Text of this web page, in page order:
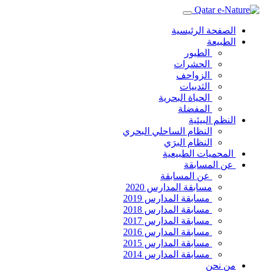
الصفحة الرئيسية
الطبيعة
الطيور
الحشرات
الزواحف
الثدييات
الحياة البحرية
المفضلة
النظم البيئية
النظام الساحلي البحري
النظام البرَي
المحميات الطبيعية
عن المسابقة
عن المسابقة
مسابقة المدارس 2020
مسابقة المدارس 2019
مسابقة المدارس 2018
مسابقة المدارس 2017
مسابقة المدارس 2016
مسابقة المدارس 2015
مسابقة المدارس 2014
من نحن